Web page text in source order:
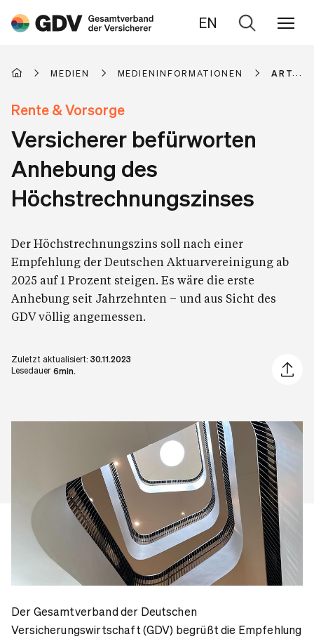
EN
Zur
MEDIEN MEDIENINFORMATIONEN
Rente & Vorsorge
Versicherer befürworten
Anhebung des
Höchstrechnungszinses
Der Höchstrechnungszins soll nach einer
Empfehlung der Deutschen Aktuarvereinigung ab
2025 auf 1 Prozent steigen. Es wäre die erste
Anhebung seit Jahrzehnten – und aus Sicht des
GDV völlig angemessen.
Zuletzt aktualisiert: 30.11.2023
Lesedauer 6min.
Artikel
Der Gesamtverband der Deutschen
Versicherungswirtschaft (GDV) begrüßt die Empfehlung